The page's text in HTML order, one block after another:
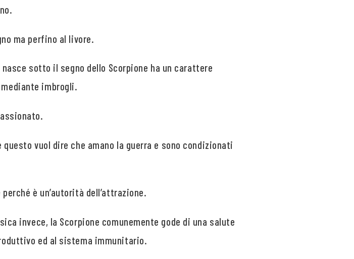
ma perfino al livore.
sotto il segno dello Scorpione ha un carattere
imbrogli.
vuol dire che amano la guerra e sono condizionati
è un’autorità dell’attrazione.
invece, la Scorpione comunemente gode di una salute
ed al sistema immunitario.